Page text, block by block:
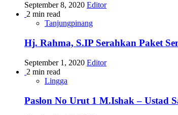
September 8, 2020 Editor
2 min read
Tanjungpinang
Hj. Rahma, S.IP Serahkan Paket
September 1, 2020 Editor
2 min read
Lingga
Paslon No Urut 1 M.Ishak – Ustad